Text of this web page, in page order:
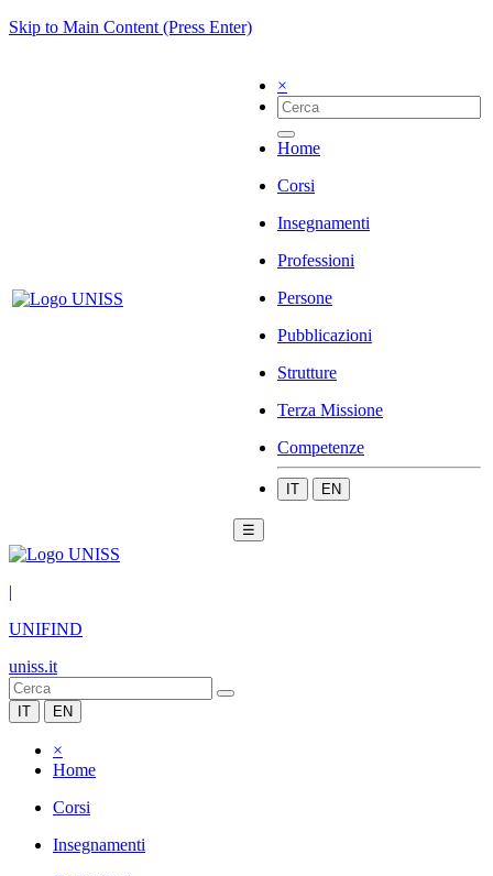
Skip to Main Content (Press Enter)
×
Home
Corsi
Insegnamenti
Professioni
Persone
Pubblicazioni
Strutture
Terza Missione
Competenze
IT EN
☰
|
UNIFIND
uniss.it
IT EN
×
Home
Corsi
Insegnamenti